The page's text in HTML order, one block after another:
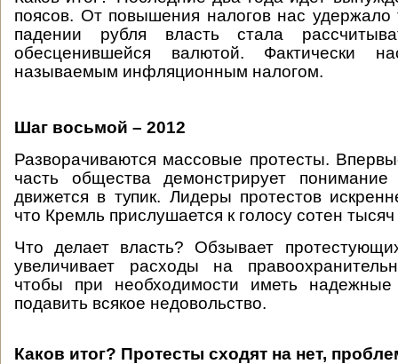
поясов. От повышения налогов нас удержало
падении рубля власть стала
обесценившейся валютой. Фактически
называемым инфляционным налогом.
Шаг восьмой – 2012
Разворачиваются массовые протесты.
часть общества демонстрирует
движется в тупик. Лидеры протестов
что Кремль прислушается к голосу сотен
Что делает власть? Обзывает
увеличивает расходы на
чтобы при необходимости иметь
подавить всякое недовольство.
Каков итог? Протесты сходят на нет,